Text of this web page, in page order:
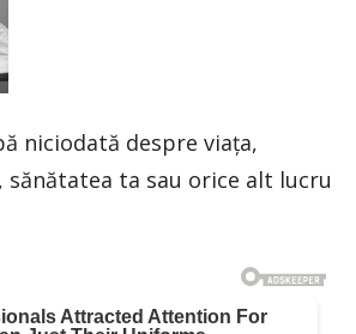
niciodată despre viața,
sănătatea ta sau orice alt lucru